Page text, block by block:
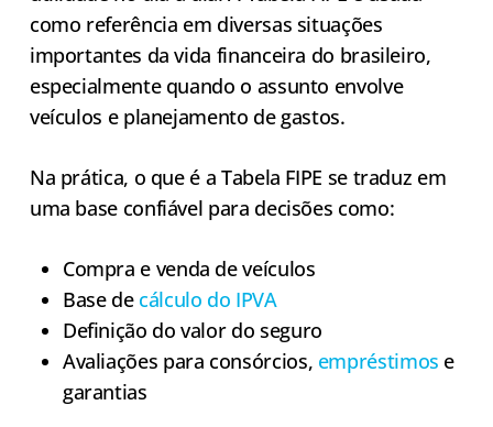
como referência em diversas situações
importantes da vida financeira do brasileiro,
especialmente quando o assunto envolve
veículos e planejamento de gastos.
Na prática, o que é a Tabela FIPE se traduz em
uma base confiável para decisões como:
Compra e venda de veículos
Base de cálculo do IPVA
Definição do valor do seguro
Avaliações para consórcios, empréstimos e
garantias